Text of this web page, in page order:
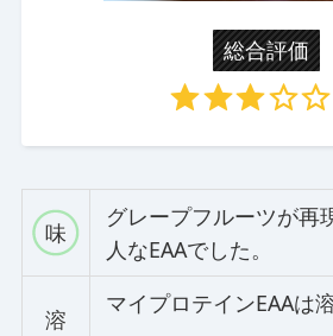
総合評価
味
グレープフルーツが再
人なEAAでした。
溶
マイプロテインEAAは